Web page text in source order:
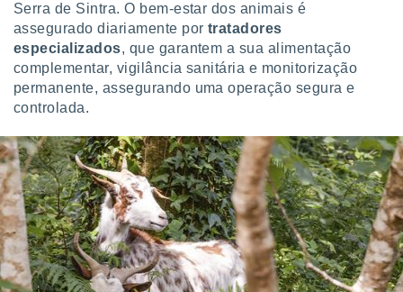
Serra de Sintra. O bem-estar dos animais é
assegurado diariamente por tratadores
especializados, que garantem a sua alimentação
complementar, vigilância sanitária e monitorização
permanente, assegurando uma operação segura e
controlada.